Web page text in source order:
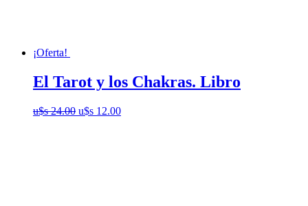
¡Oferta!
El Tarot y los Chakras. Libro
u$s24.00 El
u$s 12.00El